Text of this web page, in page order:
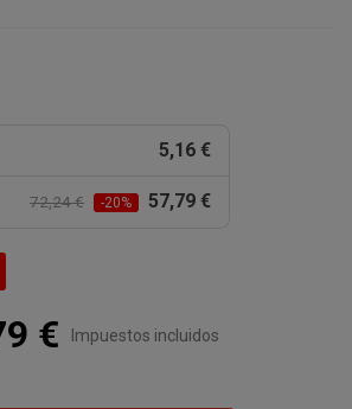
5,16 €
72,24 € -20% 57,79 €
€ Impuestos incluidos